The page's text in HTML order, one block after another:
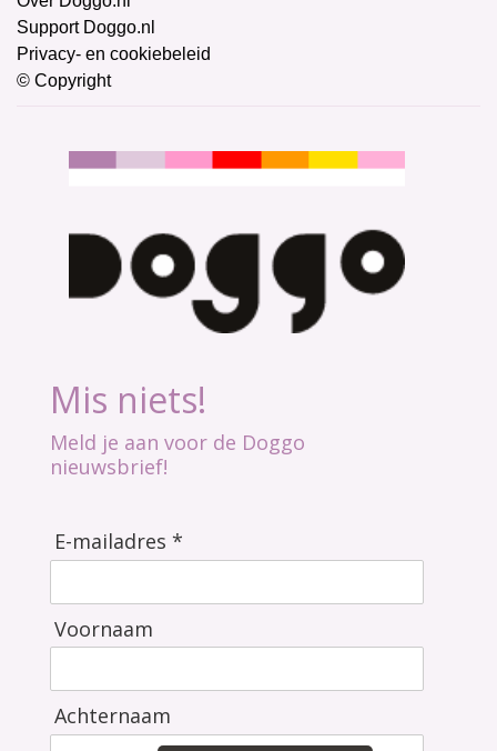
Support Doggo.nl
Privacy- en cookiebeleid
© Copyright
Mis niets!
Meld je aan voor de Doggo
nieuwsbrief!
E-mailadres *
Voornaam
Achternaam